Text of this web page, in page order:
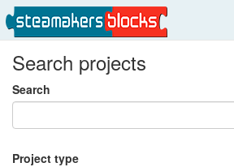
Search projects
Search
Project type